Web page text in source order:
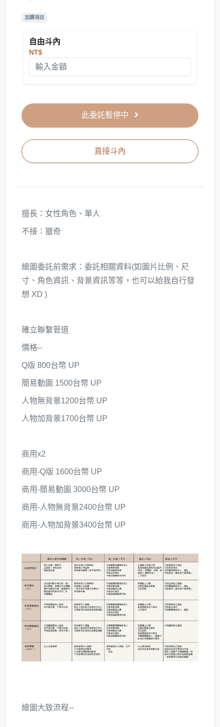
加購項目
自由斗內
NT$
此委託暫停中
直接斗內
擅長：女性角色、單人
不接：獵奇
繪圖委託前需求：委託相關資料(如圖片比例、尺
寸、角色資訊、背景資訊等等，也可以給我自行發
想 XD )
確立聯繫管道
價格--
Q版 800台幣 UP
簡易動圖 1500台幣 UP
人物無背景1200台幣 UP
人物加背景1700台幣 UP
商用x2
商用-Q版 1600台幣 UP
商用-簡易動圖 3000台幣 UP
商用-人物無背景2400台幣 UP
商用-人物加背景3400台幣 UP
繪圖大致流程--